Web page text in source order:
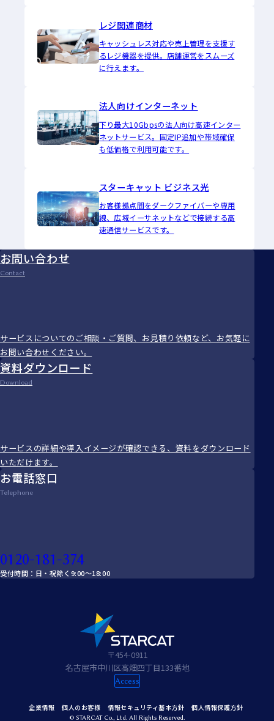
レジ関連商材
キャッシュレス対応や売上管理を支援す
るレジ機器を提供。店舗運営をスムーズ
に行えます。
法人向けインターネット
下り最大10Gbpsの法人向け高速インター
ネットサービス。固定IP追加や帯域確保
も低価格で利用可能です。
スターキャット ビジネス光
お客様拠点間をダークファイバーや専用
線、広域イーサネットなどで接続する高
速通信サービスです。
お問い合わせ
Contact
サービスについてのご相談・ご質問、お見積り依頼など、お気軽に
お問い合わせください。
資料ダウンロード
Download
サービスの詳細や導入イメージが確認できる、資料をダウンロード
いただけます。
お電話窓口
Telephone
0120-181-374
受付時間：日・祝除く9:00～18:00
〒454-0911
名古屋市中川区高畑四丁目133番地
Access
© STARCAT Co., Ltd. All Rights Reserved.
企業情報 個人のお客様 情報セキュリティ基本方針 個人情報保護方針